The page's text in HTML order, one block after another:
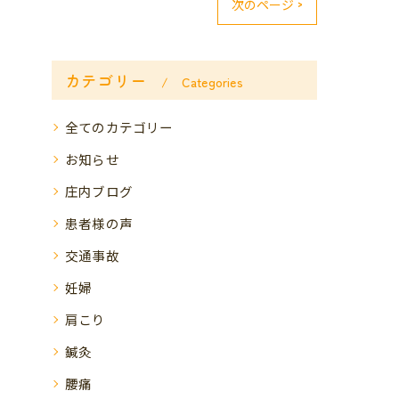
次のページ >
カテゴリー Categories
全てのカテゴリー
お知らせ
庄内ブログ
患者様の声
交通事故
妊婦
肩こり
鍼灸
腰痛